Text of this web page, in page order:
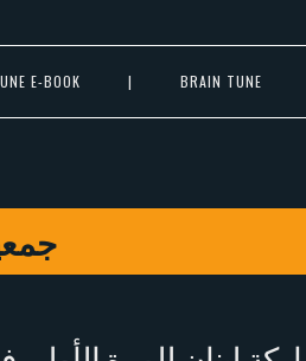
E-BOOK | BRAIN TUNE